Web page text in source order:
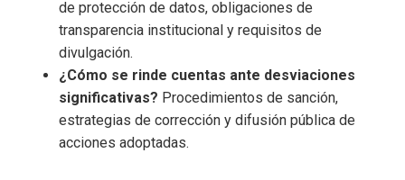
de protección de datos, obligaciones de
transparencia institucional y requisitos de
divulgación.
¿Cómo se rinde cuentas ante desviaciones
significativas? Procedimientos de sanción,
estrategias de corrección y difusión pública de
acciones adoptadas.